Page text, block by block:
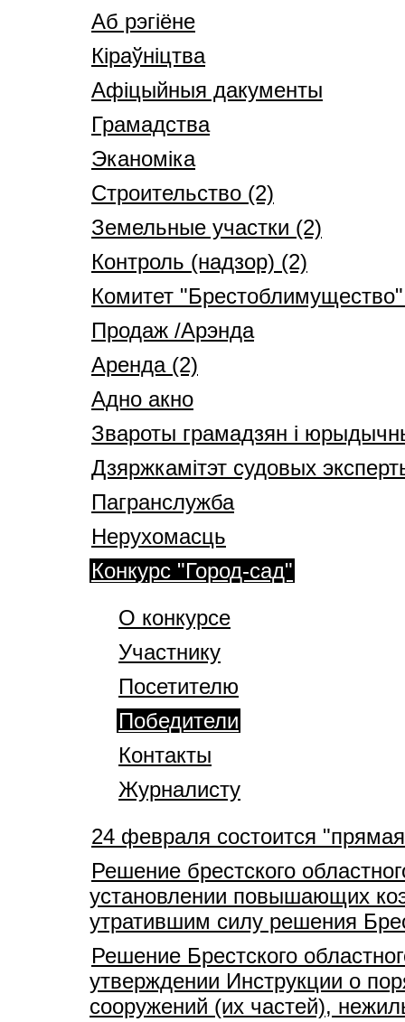
Аб рэгіёне
Кіраўніцтва
Афіцыйныя дакументы
Грамадства
Эканоміка
Строительство (2)
Земельные участки (2)
Контроль (надзор) (2)
Комитет
Продаж /Арэнда
Аренда (2)
Адно акно
Звароты грамадзян і
Дзяржкамітэт судовых
Пагранслужба
Нерухомасць
Конкурс "Город-сад"
О конкурсе
Участнику
Посетителю
Победители
Контакты
Журналисту
24 февраля состоится
Решение брестского
установлении повышающих
утратившим силу решения
Решение Брестского
утверждении Инструкции о
сооружений (их частей),